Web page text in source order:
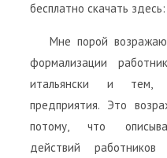
бесплатно скачать
Мне порой
формализации
итальянски и тем,
предприятия. Это
потому, что
действий